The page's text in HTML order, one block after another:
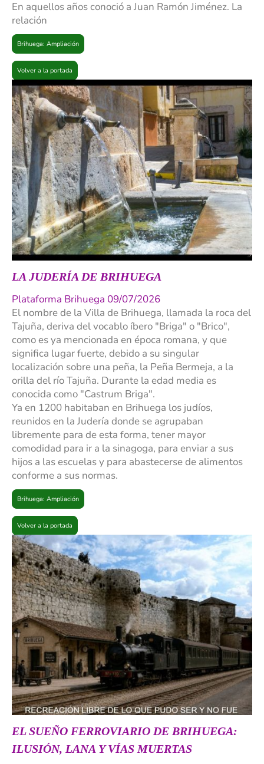
En aquellos años conoció a Juan Ramón Jiménez. La
relación
Brihuega: Ampliación
Volver a la portada
LA JUDERÍA DE BRIHUEGA
Plataforma Brihuega 09/07/2026
El nombre de la Villa de Brihuega, llamada la roca del
Tajuña, deriva del vocablo íbero "Briga" o "Brico",
como es ya mencionada en época romana, y que
significa lugar fuerte, debido a su singular
localización sobre una peña, la Peña Bermeja, a la
orilla del río Tajuña. Durante la edad media es
conocida como "Castrum Briga".
Ya en 1200 habitaban en Brihuega los judíos,
reunidos en la Judería donde se agrupaban
libremente para de esta forma, tener mayor
comodidad para ir a la sinagoga, para enviar a sus
hijos a las escuelas y para abastecerse de alimentos
conforme a sus normas.
Brihuega: Ampliación
Volver a la portada
EL SUEÑO FERROVIARIO DE BRIHUEGA:
ILUSIÓN, LANA Y VÍAS MUERTAS